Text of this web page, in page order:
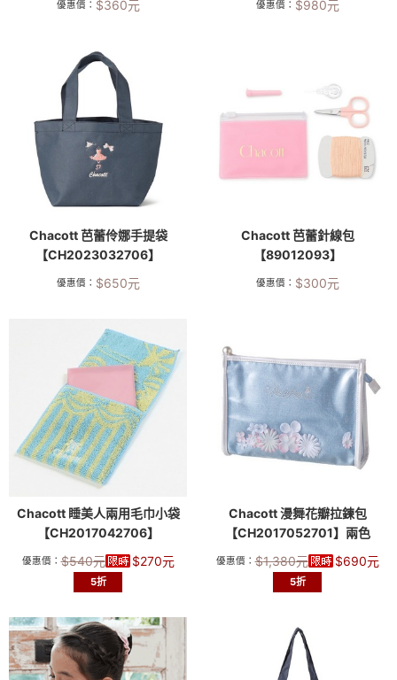
優惠價： $360元 優惠價： $980元
Chacott 芭蕾伶娜手提袋
【CH2023032706】
優惠價： $650元
Chacott 芭蕾針線包
【89012093】
優惠價： $300元
Chacott 睡美人兩用毛巾小袋
【CH2017042706】
優惠價：$540元 $270元
5折
Chacott 漫舞花瓣拉鍊包
【CH2017052701】兩色
優惠價：$1,380元 $690元
5折